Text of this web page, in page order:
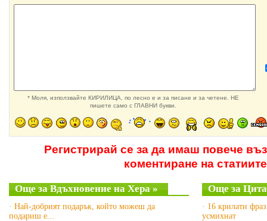
* Моля, използвайте КИРИЛИЦА, по лесно е и за писане и за четене. НЕ
пишете само с ГЛАВНИ букви.
Регистрирай се за да имаш повече
коментиране на статиите
Още за Вдъхновение на Хера »
· Най-добрият подарък, който можеш да
подариш е...
Още за
· 16 крилати
усмихнат